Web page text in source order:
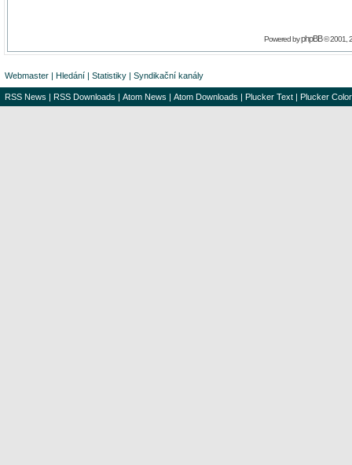
Powered byphpBB© 2001,
Webmaster | Hledání | Statistiky | Syndikační kanály
RSS News | RSS Downloads | Atom News | Atom Downloads | Plucker Text | Plucker Color